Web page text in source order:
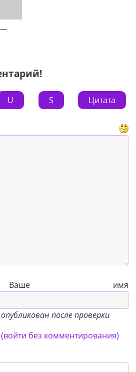
—
U S
Цитата
имя
после проверки
(войти без комментирования)